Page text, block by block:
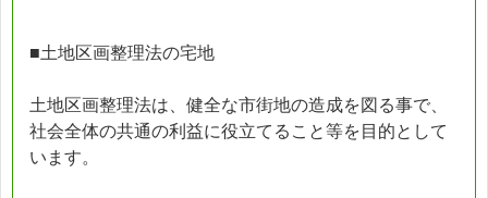
■土地区画整理法の宅地
土地区画整理法は、健全な市街地の造成を図る事で、
社会全体の共通の利益に役立てること等を目的として
います。